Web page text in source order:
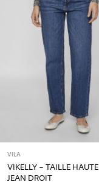
VILA
VIKELLY - TAILLE HAUTE
JEAN DROIT